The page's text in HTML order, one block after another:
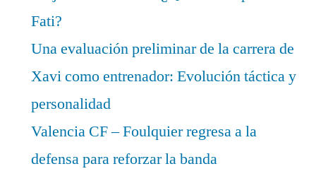
Fati?
Una evaluación preliminar de la carrera de
Xavi como entrenador: Evolución táctica y
personalidad
Valencia CF – Foulquier regresa a la
defensa para reforzar la banda